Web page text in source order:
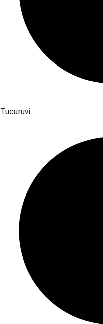
Tucuruvi